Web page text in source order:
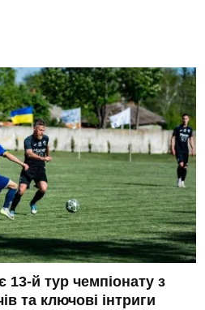
13-й тур чемпіонату з
та ключові інтриги